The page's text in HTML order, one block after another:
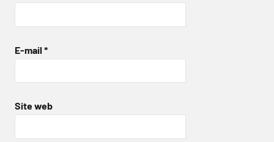
E-mail *
Site web